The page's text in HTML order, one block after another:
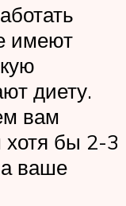
имеют
диету.
вам
хотя бы 2-3
ваше